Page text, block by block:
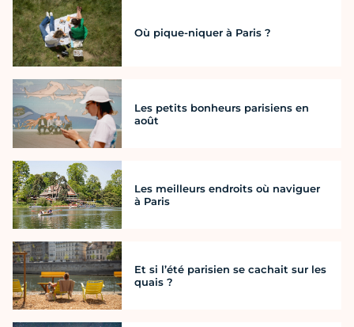
Où pique-niquer à Paris ?
Les petits bonheurs parisiens en
août
Les meilleurs endroits où naviguer
à Paris
Et si l’été parisien se cachait sur les
quais ?